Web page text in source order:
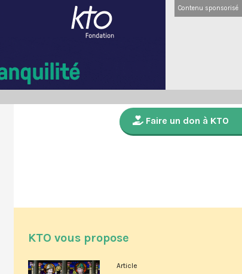
Contenu sponsorisé
Faire un don à KTO
KTO vous propose
Article